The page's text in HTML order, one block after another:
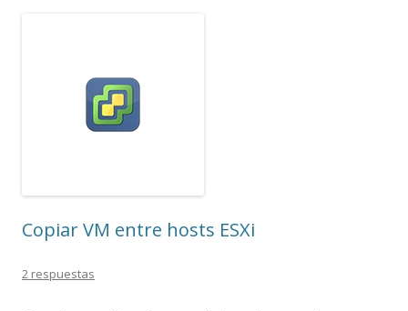
Copiar VM entre hosts ESXi
2 respuestas